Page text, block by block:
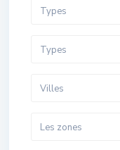
Types
Types
Villes
Les zones